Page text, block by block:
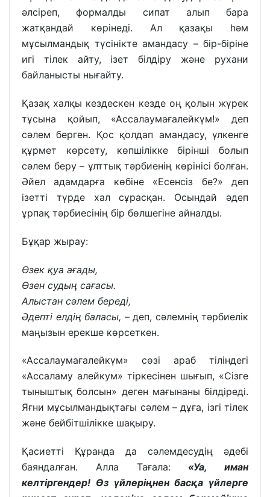
әлсіреп, формалды сипат алып бара
жатқандай көрінеді. Ал қазақы һәм
мұсылмандық түсінікте амандасу – бір-біріне
игі тілек айту, ізет білдіру және рухани
байланысты нығайту.
Қазақ халқы кездескен кезде оң қолын жүрек
тұсына қойып, «Ассалаумағалейкүм!» деп
сәлем берген. Қос қолдап амандасу, үлкенге
құрмет көрсету, көпшілікке бірінші болып
сәлем беру – ұлттық тәрбиенің көрінісі болған.
Әйел адамдарға көбіне «Есенсіз бе?» деп
ізетті түрде хал сұрасқан. Осындай әдеп
ұрпақ тәрбиесінің бір бөлшегіне айналды.
Бұқар жырау:
Өзек қуа ағады,
Өзен судың сағасы.
Алыстан сәлем береді,
Әдепті елдің баласы, – деп, сәлемнің тәрбиелік
маңызын ерекше көрсеткен.
«Ассалаумағалейкүм» сөзі араб тіліндегі
«Ассаламу алейкум» тіркесінен шығып, «Сізге
тыныштық болсын» деген мағынаны білдіреді.
Яғни мұсылмандықтағы сәлем – дұға, ізгі тілек
және бейбітшілікке шақыру.
Қасиетті Құранда да сәлемдесудің әдебі
баяндалған. Алла Тағала: «Уа, иман
келтіргендер! Өз үйлеріңнен басқа үйлерге